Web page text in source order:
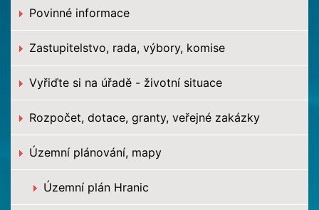
Povinné informace
Zastupitelstvo, rada, výbory, komise
Vyřiďte si na úřadě - životní situace
Rozpočet, dotace, granty, veřejné zakázky
Územní plánování, mapy
Územní plán Hranic